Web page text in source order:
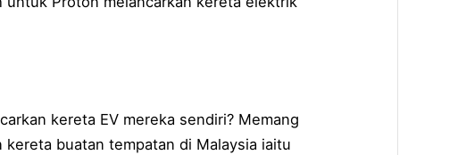
kereta EV mereka sendiri? Memang
buatan tempatan di Malaysia iaitu